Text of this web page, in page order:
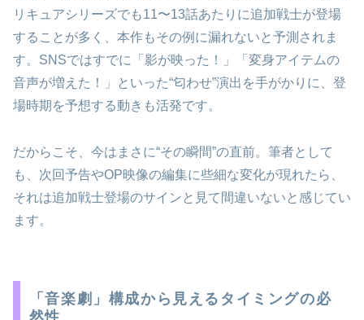
リキュアシリーズでも11〜13話あたりに追加戦士が登場
することが多く、本作もその例に漏れないと予測されま
す。SNSではすでに「影が映った！」「変身アイテムの
音声が増えた！」といった“匂わせ”演出を手がかりに、登
場時期を予想する動きも活発です。
だからこそ、今はまさに“その瞬間”の直前。筆者として
も、次回予告やOP映像の編集に些細な変化が現れたら、
それは追加戦士登場のサインと見て間違いないと感じてい
ます。
「音楽劇」構成から見えるタイミングの必